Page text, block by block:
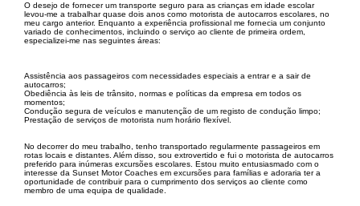
O desejo de fornecer um transporte seguro para as crianças em idade escolar
levou-me a trabalhar quase dois anos como motorista de autocarros escolares, no
meu cargo anterior. Enquanto a experiência profissional me fornecia um conjunto
variado de conhecimentos, incluindo o serviço ao cliente de primeira ordem,
especializei-me nas seguintes áreas:
Assistência aos passageiros com necessidades especiais a entrar e a sair de
autocarros;
Obediência às leis de trânsito, normas e políticas da empresa em todos os
momentos;
Condução segura de veículos e manutenção de um registo de condução limpo;
Prestação de serviços de motorista num horário flexível.
No decorrer do meu trabalho, tenho transportado regularmente passageiros em
rotas locais e distantes. Além disso, sou extrovertido e fui o motorista de autocarros
preferido para inúmeras excursões escolares. Estou muito entusiasmado com o
interesse da Sunset Motor Coaches em excursões para famílias e adoraria ter a
oportunidade de contribuir para o cumprimento dos serviços ao cliente como
membro de uma equipa de qualidade.